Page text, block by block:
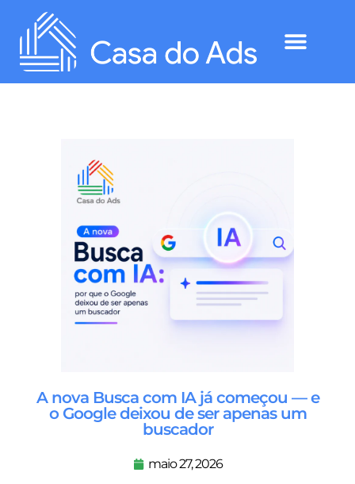
A nova Busca com IA já começou — e
o Google deixou de ser apenas um
buscador
maio 27, 2026